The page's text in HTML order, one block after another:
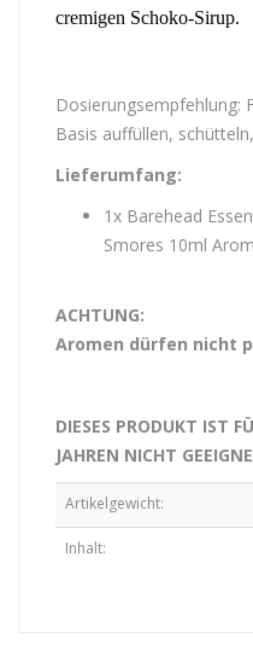
cremigen Schoko-Sirup.
Dosierungsempfehlung:
Basis auffüllen,
Lieferumfang:
1x Barehead
Smores 10ml
ACHTUNG:
Aromen dürfen nicht
DIESES PRODUKT IST
JAHREN NICHT
Artikelgewicht:
Inhalt: